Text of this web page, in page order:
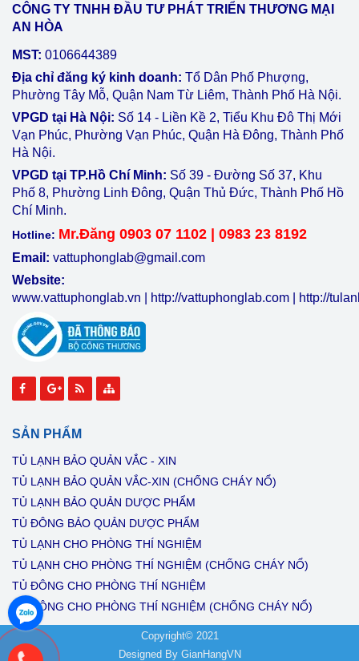
CÔNG TY TNHH ĐẦU TƯ PHÁT TRIỂN THƯƠNG MẠI
AN HÒA
MST: 0106644389
Địa chỉ đăng ký kinh doanh: Tổ Dân Phố Phượng,
Phường Tây Mỗ, Quận Nam Từ Liêm, Thành Phố Hà Nội.
VPGD tại Hà Nội: Số 14 - Liền Kề 2, Tiểu Khu Đô Thị Mới
Vạn Phúc, Phường Vạn Phúc, Quận Hà Đông, Thành Phố
Hà Nội.
VPGD tại TP.Hồ Chí Minh: Số 39 - Đường Số 37, Khu
Phố 8, Phường Linh Đông, Quận Thủ Đức, Thành Phố Hồ
Chí Minh.
Hotline: Mr.Đăng 0903 07 1102 | 0983 23 8192
Email: vattuphonglab@gmail.com
Website:
www.vattuphonglab.vn
http://vattuphonglab.com http://
SẢN PHẨM
TỦ LẠNH BẢO QUẢN VẮC - XIN
TỦ LẠNH BẢO QUẢN VẮC-XIN (CHỐNG CHÁY NỔ)
TỦ LẠNH BẢO QUẢN DƯỢC PHẨM
TỦ ĐÔNG BẢO QUẢN DƯỢC PHẨM
TỦ LẠNH CHO PHÒNG THÍ NGHIỆM
TỦ LẠNH CHO PHÒNG THÍ NGHIỆM (CHỐNG CHÁY NỔ)
TỦ ĐÔNG CHO PHÒNG THÍ NGHIỆM
TỦ ĐÔNG CHO PHÒNG THÍ NGHIỆM (CHỐNG CHÁY NỔ)
Copyright© 2021
Designed By GianHangVN